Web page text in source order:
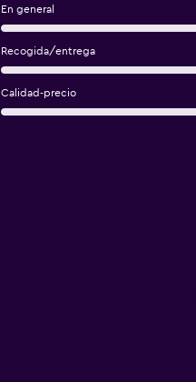
En general
Recogida/entrega
Calidad-precio